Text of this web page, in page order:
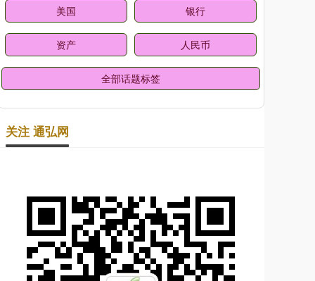
美国 银行
资产 人民币
全部话题标签
关注 通弘网